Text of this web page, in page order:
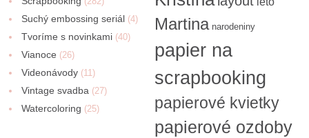
Suchý embossing seriál (4)
Tvoríme s novinkami (40)
Vianoce (26)
Videonávody (11)
Vintage svadba (27)
Watercoloring (25)
Martina narodeniny
papier na
scrapbooking
papierové kvietky
papierové ozdoby